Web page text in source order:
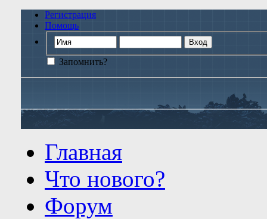
Регистрация
Помощь
Запомнить?
Главная
Что нового?
Форум